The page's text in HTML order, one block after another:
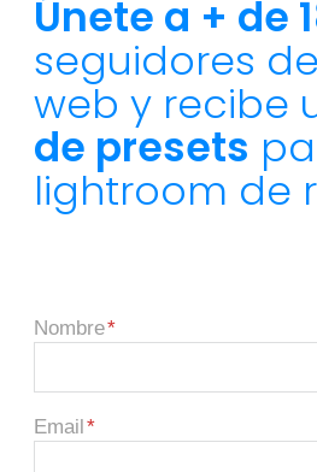
Únete a + de
seguidores
web y recibe
de presets
lightroom de
Nombre
Email